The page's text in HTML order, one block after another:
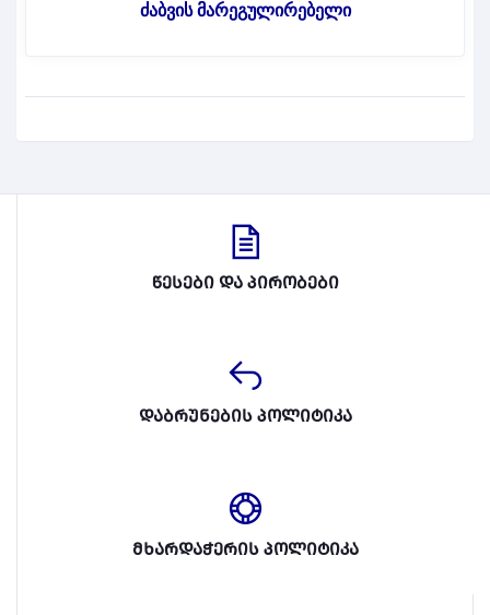
ძაბვის მარეგულირებელი
წესები და პირობები
დაბრუნების პოლიტიკა
მხარდაჭერის პოლიტიკა